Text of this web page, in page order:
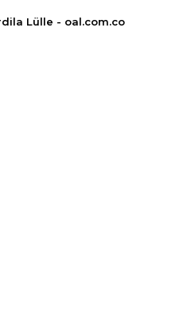
Lülle - oal.com.co